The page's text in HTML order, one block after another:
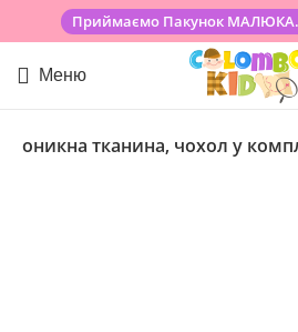
Приймаємо Пакунок МАЛЮКА.
Меню
тканина, чохол у